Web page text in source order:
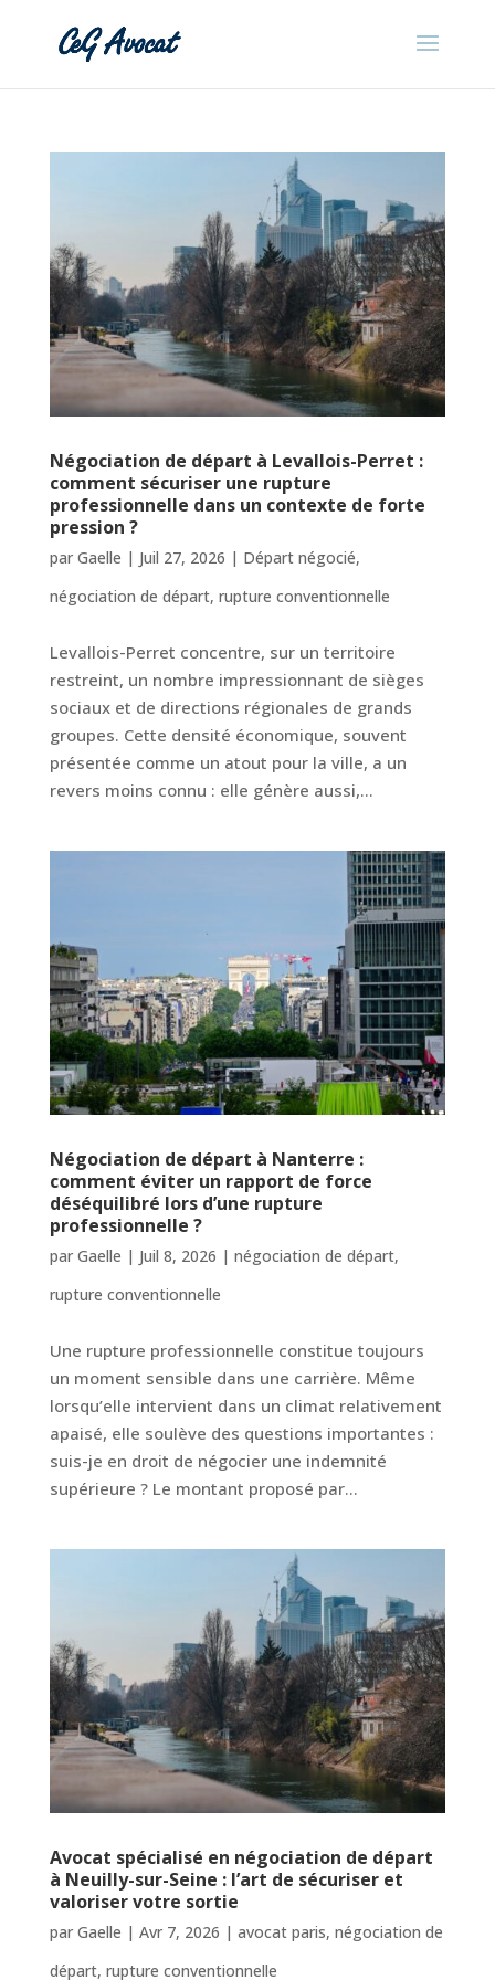
Négociation de départ à Levallois-Perret :
comment sécuriser une rupture
professionnelle dans un contexte de forte
pression ?
par Gaelle | Juil 27, 2026 | Départ négocié,
négociation de départ, rupture conventionnelle
Levallois-Perret concentre, sur un territoire
restreint, un nombre impressionnant de sièges
sociaux et de directions régionales de grands
groupes. Cette densité économique, souvent
présentée comme un atout pour la ville, a un
revers moins connu : elle génère aussi,...
Négociation de départ à Nanterre :
comment éviter un rapport de force
déséquilibré lors d’une rupture
professionnelle ?
par Gaelle | Juil 8, 2026 | négociation de départ,
rupture conventionnelle
Une rupture professionnelle constitue toujours
un moment sensible dans une carrière. Même
lorsqu’elle intervient dans un climat relativement
apaisé, elle soulève des questions importantes :
suis-je en droit de négocier une indemnité
supérieure ? Le montant proposé par...
Avocat spécialisé en négociation de départ
à Neuilly-sur-Seine : l’art de sécuriser et
valoriser votre sortie
par Gaelle | Avr 7, 2026 | avocat paris, négociation de
départ, rupture conventionnelle